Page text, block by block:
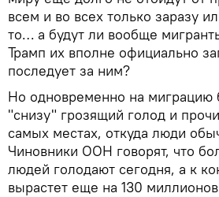
всем и во всех только заразу
то… а будут ли вообще
Трамп их вполне официально
последует за ним?
Но одновременно на миграцию
"снизу" грозящий голод и
самых местах, откуда люди
Чиновники ООН говорят, что
людей голодают сегодня, а к
вырастет еще на 130